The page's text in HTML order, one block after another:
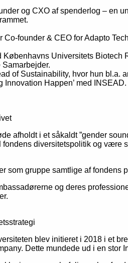
og CXO af spenderlog – en
Co-founder & CEO for Adapto
Københavns Universitets Biotech
Samarbejder.
of Sustainability, hvor hun bl.a.
Innovation Happen’ med INSEAD.
afholdt i et såkaldt ”gender
fondens diversitetspolitik og
som gruppe samtlige af fondens
og deres
blev initieret i 2018 i et
Dette mundede ud i en stor